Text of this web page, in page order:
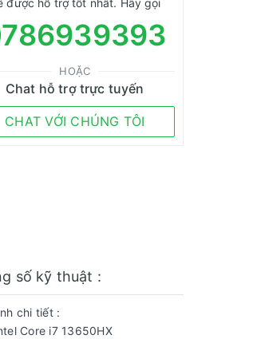
HOẶC
Chat hỗ trợ trực tuyến
CHAT VỚI CHÚNG TÔI
số kỹ thuật :
chi tiết :
Core i7 13650HX